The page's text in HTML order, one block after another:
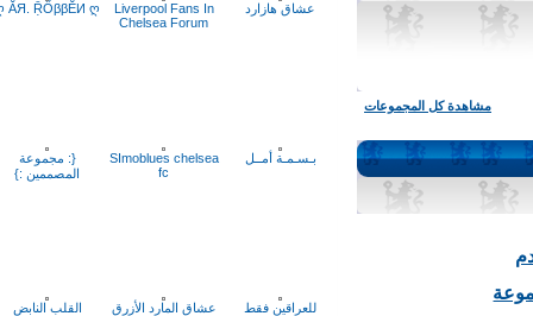
مشاهدة كل المجموعات
عشاق هازارد
Liverpool Fans In
Chelsea Forum
ღ ĂЯ. ṜŐββĔИ ღ
بـسـمـة أمــل
SImoblues chelsea
{: مجموعة
المصممين :}
للعراقين فقط عشاق المارد الأزرق القلب النابض